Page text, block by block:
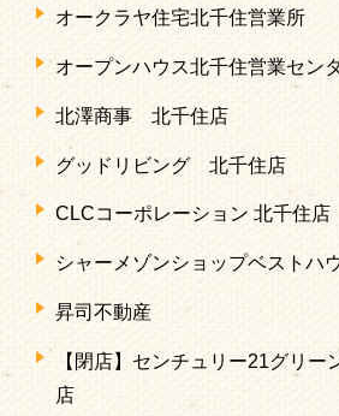
オークラヤ住宅北千住営業所
オープンハウス北千住営業セン
北澤商事 北千住店
グッドリビング 北千住店
CLCコーポレーション 北千住店
シャーメゾンショップベストハ
昇司不動産
【閉店】センチュリー21グリー
店